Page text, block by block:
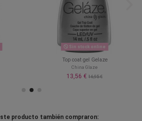
Sin stock online
Top coat gel Gelaze
China Glaze
13,56 € 16,95 €
producto también compraron: